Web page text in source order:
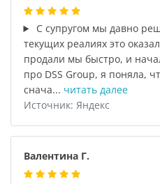
С супругом мы давно
текущих реалиях это
продали мы быстро, и
про DSS Group, я поняла,
снача... читать далее
Источник: Яндекс
Валентина Г.